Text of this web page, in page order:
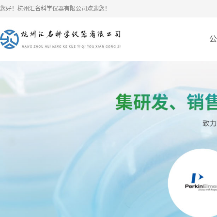
您好！杭州汇名科学仪器有限公司欢迎您！